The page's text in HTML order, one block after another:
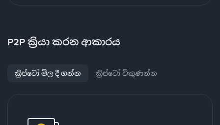
P2P ක්‍රියා කරන ආකාරය
ක්‍රිප්ටෝ මිල දී ගන්න ක්‍රිප්ටෝ විකුණන්න